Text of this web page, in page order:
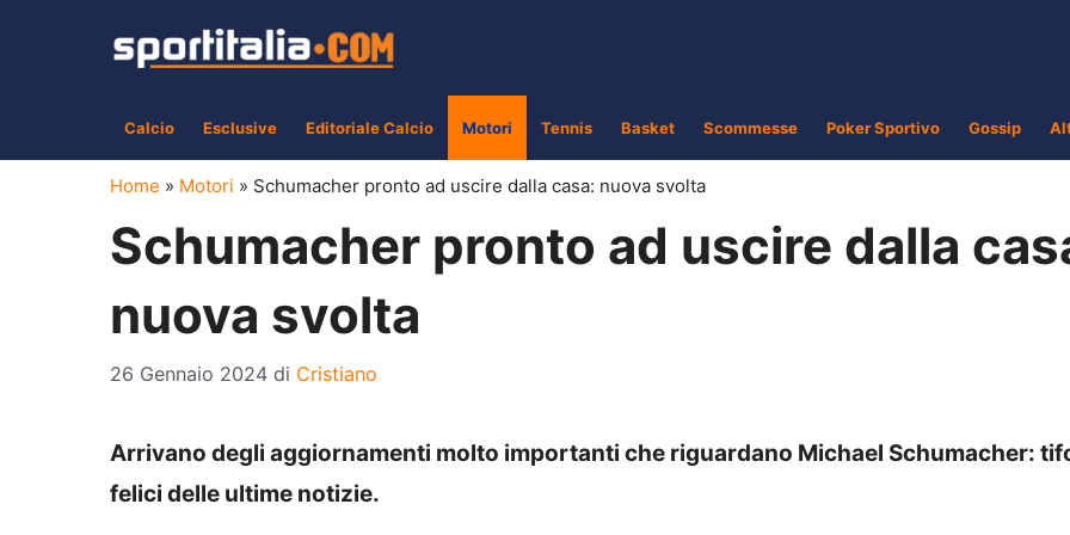
Calcio Esclusive Editoriale Calcio Motori Tennis Basket Scommesse Poker Sportivo Gossip
Home » Motori » Schumacher pronto ad uscire dalla casa: nuova svolta
Schumacher pronto ad uscire dalla
nuova svolta
26 Gennaio 2024 di Cristiano
Arrivano degli aggiornamenti molto importanti che riguardano Michael Schumacher:
felici delle ultime notizie.